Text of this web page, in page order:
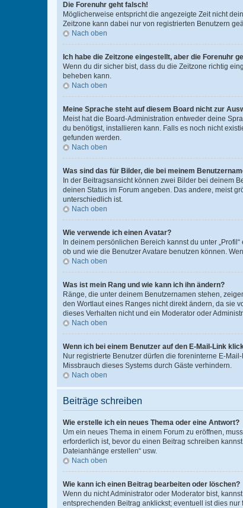
Die Forenuhr geht falsch!
Möglicherweise entspricht die angezeigte Zeit nicht
Zeitzone kann dabei nur von registrierten Benutzern
Nach oben
Ich habe die Zeitzone eingestellt, aber die Forenuhr
Wenn du dir sicher bist, dass du die Zeitzone richtig
beheben kann.
Nach oben
Meine Sprache steht auf diesem Board nicht zur
Meist hat die Board-Administration entweder deine
du benötigst, installieren kann. Falls es noch nicht
gefunden werden.
Nach oben
Was sind das für Bilder, die bei meinem
In der Beitragsansicht können zwei Bilder bei deinem
deinen Status im Forum angeben. Das andere, meist
unterschiedlich ist.
Nach oben
Wie verwende ich einen Avatar?
In deinem persönlichen Bereich kannst du unter
ob und wie die Benutzer Avatare benutzen können.
Nach oben
Was ist mein Rang und wie kann ich ihn ändern?
Ränge, die unter deinem Benutzernamen stehen,
den Wortlaut eines Ranges nicht direkt ändern, da sie
dieses Verhalten nicht und ein Moderator oder
Nach oben
Wenn ich bei einem Benutzer auf den E-Mail-Link
Nur registrierte Benutzer dürfen die foreninterne E-
Missbrauch dieses Systems durch Gäste verhindern.
Nach oben
Beiträge schreiben
Wie erstelle ich ein neues Thema oder eine Antwort?
Um ein neues Thema in einem Forum zu eröffnen,
erforderlich ist, bevor du einen Beitrag schreiben
Dateianhänge erstellen“ usw.
Nach oben
Wie kann ich einen Beitrag bearbeiten oder löschen?
Wenn du nicht Administrator oder Moderator bist,
entsprechenden Beitrag anklickst; eventuell ist dies